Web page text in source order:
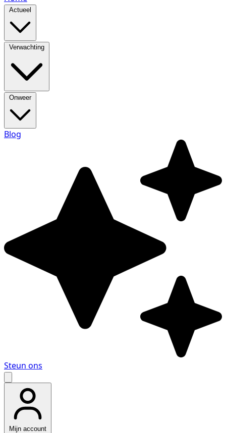
Actueel
Verwachting
Onweer
Blog
Steun ons
Mijn account